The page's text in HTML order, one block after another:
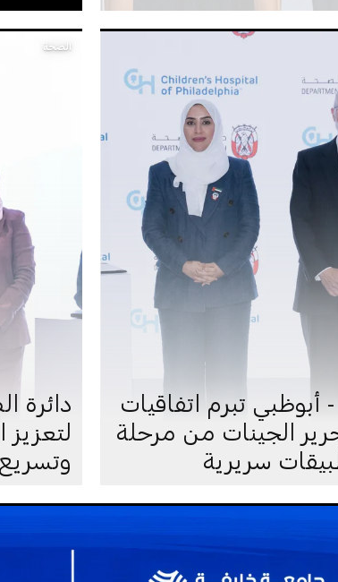
أبوظبي تبرم اتفاقيات
الجينات من مرحلة
سريرية
الصحة
دائرة
لتعزيز
وتسريع